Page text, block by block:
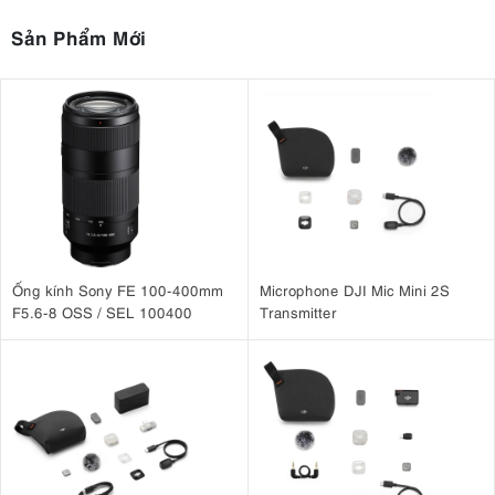
Thiết kế quang học của ống kính bao gồm
cầu tiên tiến), cùng với
giảm quang sai màu và cải thiện độ tương phản. Lớp phủ đa lớp trên
thấu kính ED giúp giảm hiện tượng lóa sáng và bóng mờ, đồng thời
cải thiện độ tương phản và chất lượng hình ảnh tổng thể.
Sản Phẩm Mới
Ống kính Sony FE 100-400mm
F5.6-8 OSS / SEL 100400
Microphone DJI Mic Mini 2S
Transmitter